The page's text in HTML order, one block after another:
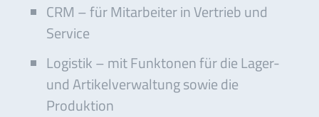
CRM – für Mitarbeiter in Vertrieb und
Service
Logistik – mit Funktonen für die Lager-
und Artikelverwaltung sowie die
Produktion